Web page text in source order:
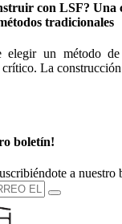
con LSF? Una
tradicionales
elegir un método
La
boletín!
a